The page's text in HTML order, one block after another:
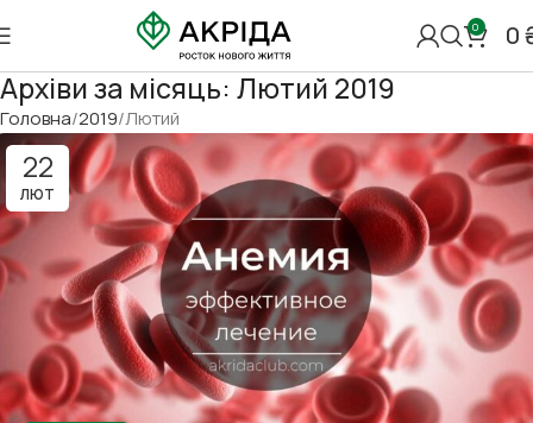
0 0
Архіви за місяць: Лютий 2019
Головна 2019 Лютий
22
ЛЮТ